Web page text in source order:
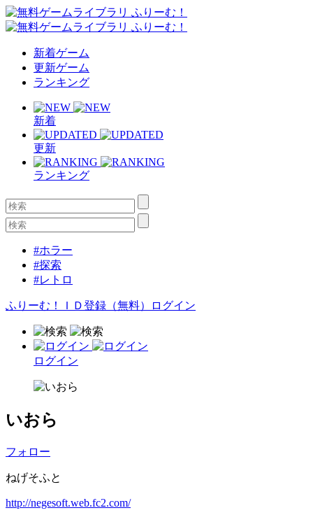
新着ゲーム
更新ゲーム
ランキング
新着
更新
ランキング
#ホラー
#探索
#レトロ
ふりーむ！ＩＤ登録（無料） ログイン
ログイン
いおら
フォロー
ねげそふと
http://negesoft.web.fc2.com/